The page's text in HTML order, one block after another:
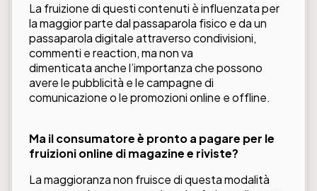
La fruizione di questi contenuti è influenzata per
la maggior parte dal passaparola fisico e da un
passaparola digitale attraverso condivisioni,
commenti e reaction, ma non va
dimenticata anche l’importanza che possono
avere le pubblicità e le campagne di
comunicazione o le promozioni online e offline.
Ma il consumatore è pronto a pagare per le
fruizioni online di magazine e riviste?
La maggioranza non fruisce di questa modalità